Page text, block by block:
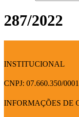
287/2022
INSTITUCIONAL
CNPJ: 07.660.350/
INFORMAÇÕES DE